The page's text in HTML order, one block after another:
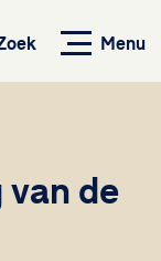
Menu
de